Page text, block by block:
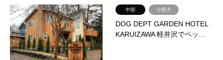
中部 小型犬
DOG DEPT GARDEN HOTEL
KARUIZAWA 軽井沢でペッ…